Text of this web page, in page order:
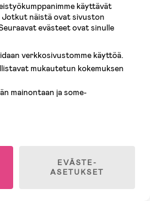
5 JÄLJELLÄ
Saucony Peregrine Kids Shield
käyttävät
Jotkut näistä ovat sivuston
evästeet ovat sinulle
verkkosivustomme käyttöä.
mukautetun kokemuksen
mainontaan ja some-
EVÄSTE-
ASETUKSET